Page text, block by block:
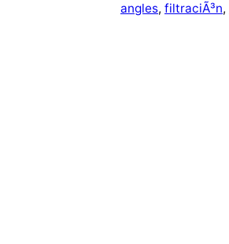
angles, filtraciÃ³n,